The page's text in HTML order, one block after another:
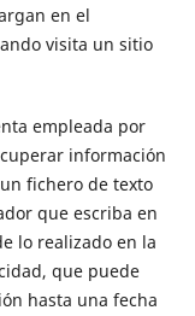
en el
visita un sitio
empleada por
información
fichero de texto
que escriba en
lo realizado en la
que puede
hasta una fecha